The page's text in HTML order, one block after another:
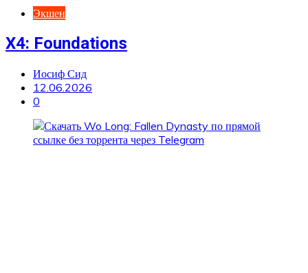
Экшен
X4: Foundations
Иосиф Сид
12.06.2026
0